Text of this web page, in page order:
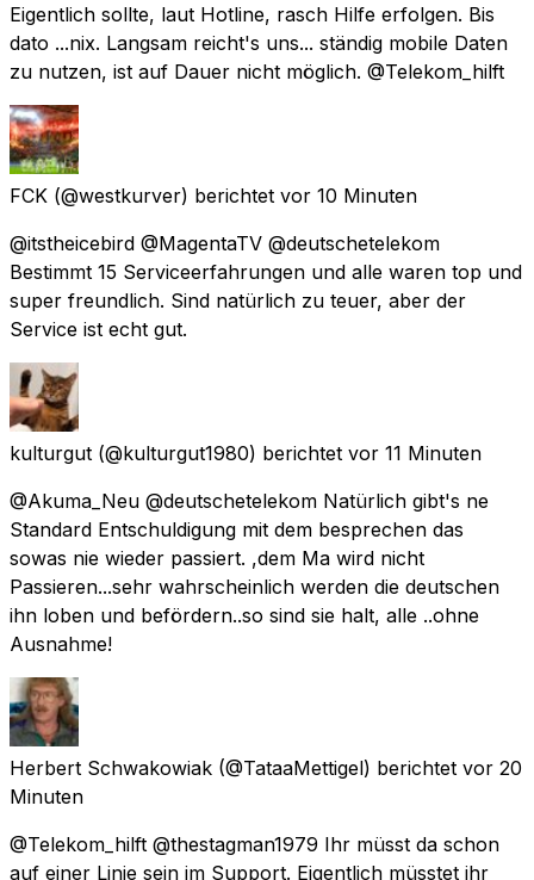
Eigentlich sollte, laut Hotline, rasch Hilfe erfolgen. Bis
dato ...nix. Langsam reicht's uns... ständig mobile Daten
zu nutzen, ist auf Dauer nicht möglich. @Telekom_hilft
FCK (@westkurver) berichtet vor 10 Minuten
@itstheicebird @MagentaTV @deutschetelekom
Bestimmt 15 Serviceerfahrungen und alle waren top und
super freundlich. Sind natürlich zu teuer, aber der
Service ist echt gut.
kulturgut (@kulturgut1980) berichtet vor 11 Minuten
@Akuma_Neu @deutschetelekom Natürlich gibt's ne
Standard Entschuldigung mit dem besprechen das
sowas nie wieder passiert. ,dem Ma wird nicht
Passieren...sehr wahrscheinlich werden die deutschen
ihn loben und befördern..so sind sie halt, alle ..ohne
Ausnahme!
Herbert Schwakowiak (@TataaMettigel) berichtet vor 20
Minuten
@Telekom_hilft @thestagman1979 Ihr müsst da schon
auf einer Linie sein im Support. Eigentlich müsstet ihr